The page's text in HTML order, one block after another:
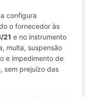
configura
o fornecedor às
21 e no instrumento
multa, suspensão
e impedimento de
sem prejuízo das